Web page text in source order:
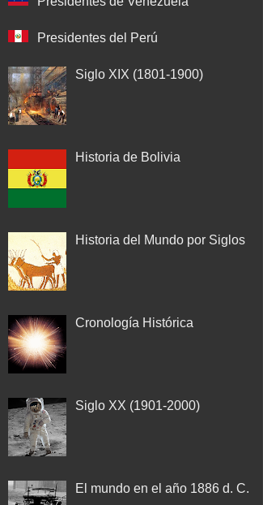
Presidentes del Perú
Siglo XIX (1801-1900)
Historia de Bolivia
Historia del Mundo por Siglos
Cronología Histórica
Siglo XX (1901-2000)
El mundo en el año 1886 d. C.